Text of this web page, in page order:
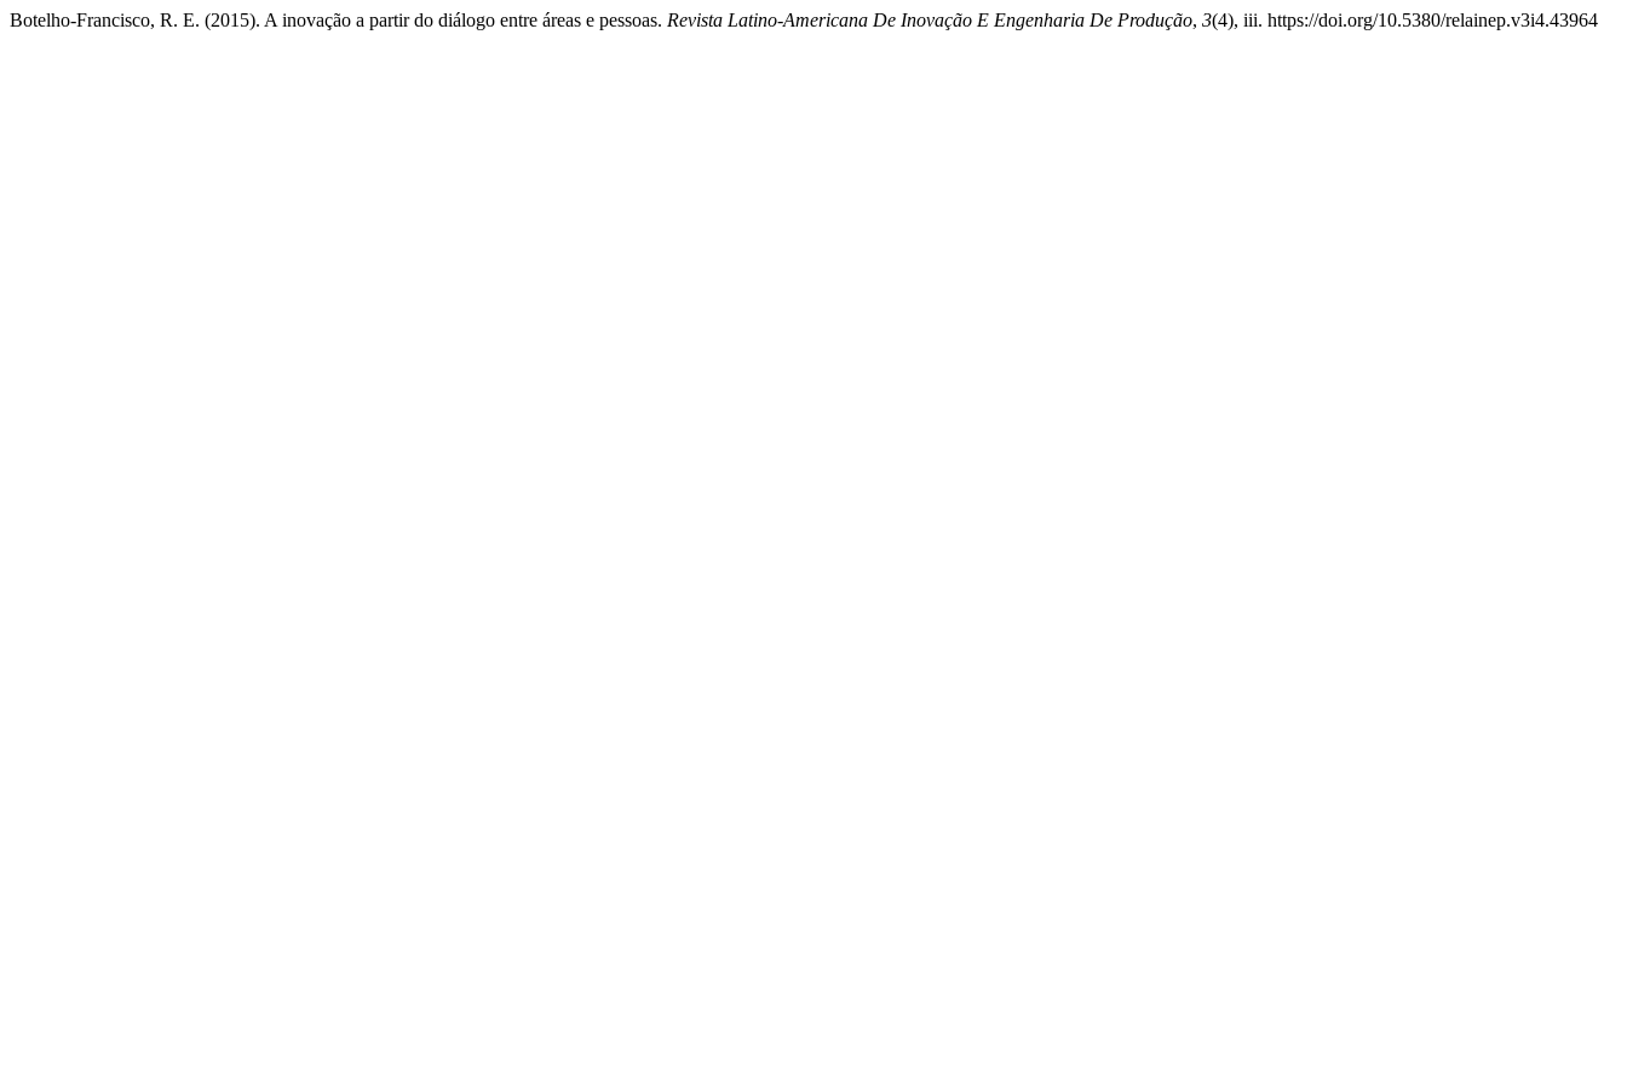
Botelho-Francisco, R. E. (2015). A inovação a partir do diálogo entre áreas e pessoas. Revista Latino-Americana De Inovação E Engenharia De Produção, 3(4), iii. https://doi.org/10.5380/relainep.v3i4.43964